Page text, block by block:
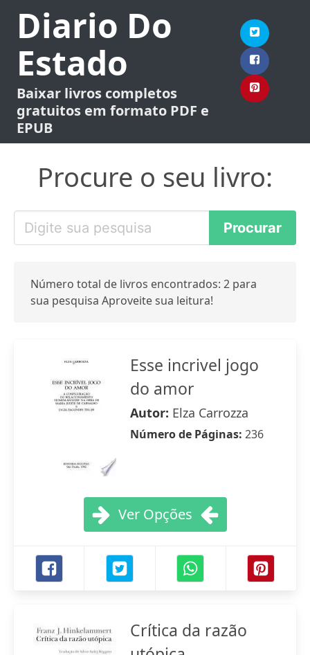
Diario Do
Estado
Baixar livros completos
gratuitos em formato PDF e
EPUB
Procure o seu livro:
Número total de livros encontrados: 2 para
sua pesquisa Aproveite sua leitura!
Esse incrivel jogo
do amor
Autor: Elza Carrozza
Número de Páginas: 236
Ver Opções
Crítica da razão